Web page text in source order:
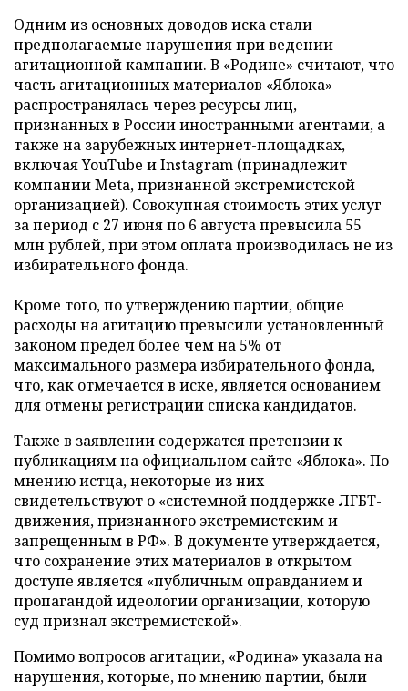
Одним из основных доводов иска стали
предполагаемые нарушения при ведении
агитационной кампании. В «Родине» считают, что
часть агитационных материалов «Яблока»
распространялась через ресурсы лиц,
признанных в России иностранными агентами, а
также на зарубежных интернет-площадках,
включая YouTube и Instagram (принадлежит
компании Meta, признанной экстремистской
организацией). Совокупная стоимость этих услуг
за период с 27 июня по 6 августа превысила 55
млн рублей, при этом оплата производилась не из
избирательного фонда.
Кроме того, по утверждению партии, общие
расходы на агитацию превысили установленный
законом предел более чем на 5% от
максимального размера избирательного фонда,
что, как отмечается в иске, является основанием
для отмены регистрации списка кандидатов.
Также в заявлении содержатся претензии к
публикациям на официальном сайте «Яблока». По
мнению истца, некоторые из них
свидетельствуют о «системной поддержке ЛГБТ-
движения, признанного экстремистским и
запрещенным в РФ». В документе утверждается,
что сохранение этих материалов в открытом
доступе является «публичным оправданием и
пропагандой идеологии организации, которую
суд признал экстремистской».
Помимо вопросов агитации, «Родина» указала на
нарушения, которые, по мнению партии, были